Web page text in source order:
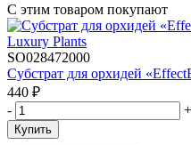
С этим товаром покупают
SO028472000
Субстрат для орхидей
440 ₽
-
+
Купить